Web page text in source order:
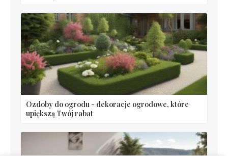
Ozdoby do ogrodu - dekoracje ogrodowe, które
upiększą Twój rabat